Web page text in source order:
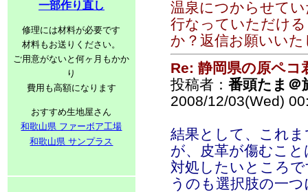
一部作り直し
修理には材料が必要です
材料もお送りください。
ご用意がないと何ヶ月もかか
り
費用も高額になります
おすすめ生地屋さん
和歌山県 ファーボア工場
和歌山県 サンプラス
温泉につからせて
行なっていただけ
か？返信お願いい
Re: 静岡県の原ペコ
投稿者： 番頭たま＠
2008/12/03(Wed)
結果として、これ
が、皮革が傷むこ
対処したいところ
うのも選択肢の一